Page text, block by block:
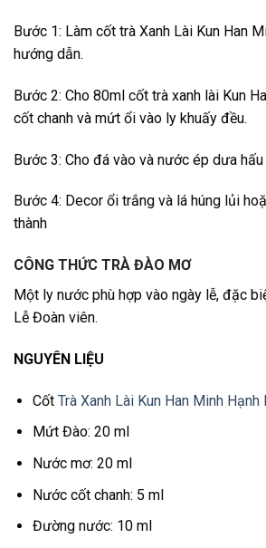
Bước 1: Làm cốt trà Xanh Lài Kun Han
hướng dẫn.
Bước 2: Cho 80ml cốt trà xanh lài Kun
cốt chanh và mứt ổi vào ly khuấy đều.
Bước 3: Cho đá vào và nước ép dưa
Bước 4: Decor ổi trắng và lá húng lủi
thành
CÔNG THỨC TRÀ ĐÀO MƠ
Một ly nước phù hợp vào ngày lễ, đặc
Lễ Đoàn viên.
NGUYÊN LIỆU
Cốt Trà Xanh Lài Kun Han Minh Hạnh
Mứt Đào: 20 ml
Nước mơ: 20 ml
Nước cốt chanh: 5 ml
Đường nước: 10 ml